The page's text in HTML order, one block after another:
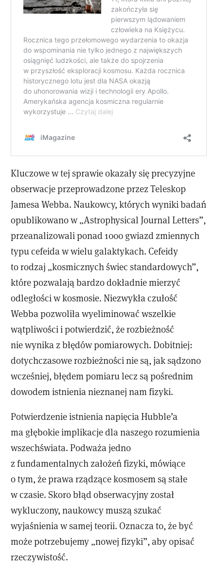
Kluczowe w tej sprawie okazały się precyzyjne
obserwacje przeprowadzone przez Teleskop
Jamesa Webba. Naukowcy, których wyniki badań
opublikowano w „Astrophysical Journal Letters”,
przeanalizowali ponad 1000 gwiazd zmiennych
typu cefeida w wielu galaktykach. Cefeidy
to rodzaj „kosmicznych świec standardowych”,
które pozwalają bardzo dokładnie mierzyć
odległości w kosmosie. Niezwykła czułość
Webba pozwoliła wyeliminować wszelkie
wątpliwości i potwierdzić, że rozbieżność
nie wynika z błędów pomiarowych. Dobitniej:
dotychczasowe rozbieżności nie są, jak sądzono
wcześniej, błędem pomiaru lecz są pośrednim
dowodem istnienia nieznanej nam fizyki.
Potwierdzenie istnienia napięcia Hubble’a
ma głębokie implikacje dla naszego rozumienia
wszechświata. Podważa jedno
z fundamentalnych założeń fizyki, mówiące
o tym, że prawa rządzące kosmosem są stałe
w czasie. Skoro błąd obserwacyjny został
wykluczony, naukowcy muszą szukać
wyjaśnienia w samej teorii. Oznacza to, że być
może potrzebujemy „nowej fizyki”, aby opisać
rzeczywistość.